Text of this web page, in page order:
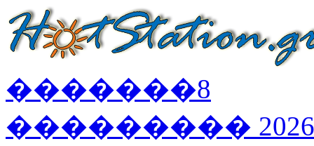
�������8
��������� 2026